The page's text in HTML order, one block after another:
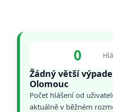
0
Žádný větší
Olomouc
Počet hlášení od
aktuálně v běžném